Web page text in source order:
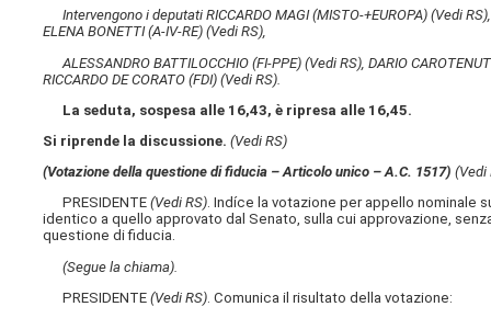
Intervengono i deputati RICCARDO MAGI (MISTO-+EUROPA)(Vedi RS)
ELENA BONETTI (A-IV-RE)(Vedi RS),
ALESSANDRO BATTILOCCHIO (FI-PPE)(Vedi RS) , DARIO
RICCARDO DE CORATO (FDI)(Vedi RS)
La seduta, sospesa alle 16,43, è ripresa alle 16,45.
Si riprende la discussione. (Vedi RS)
(Votazione della questione di fiducia – Articolo unico – A.C. 1517​) (Vedi
PRESIDENTE(Vedi RS). Indíce la votazione per appello nominale
identico a quello approvato dal Senato, sulla cui approvazione,
questione di fiducia.
(Segue la chiama).
PRESIDENTE(Vedi RS) . Comunica il risultato della votazione: